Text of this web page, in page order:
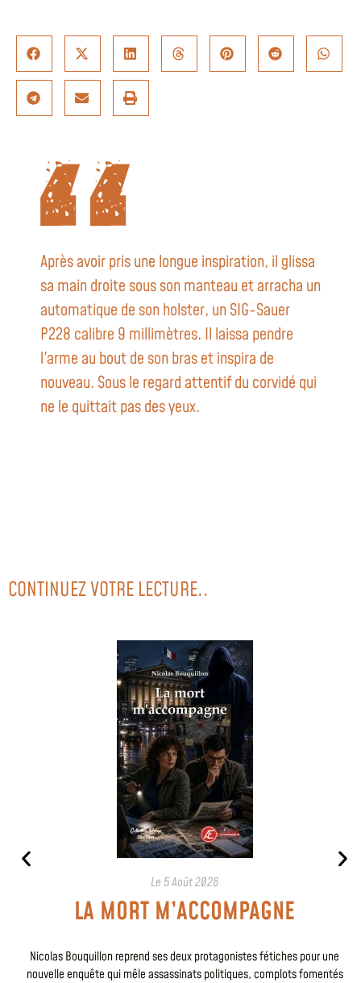
Après avoir pris une longue inspiration, il glissa
sa main droite sous son manteau et arracha un
automatique de son holster, un SIG-Sauer
P228 calibre 9 millimètres. Il laissa pendre
l'arme au bout de son bras et inspira de
nouveau. Sous le regard attentif du corvidé qui
ne le quittait pas des yeux.
CONTINUEZ VOTRE LECTURE..
Le 5 Août 2026
LA MORT M’ACCOMPAGNE
Nicolas Bouquillon reprend ses deux protagonistes fétiches pour une
nouvelle enquête qui mêle assassinats politiques, complots fomentés